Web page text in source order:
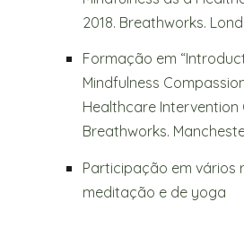
2018. Breathworks.
Formação em
Mindfulness
Healthcare Intervention
Breathworks.
Participação em vários
meditação e de yoga